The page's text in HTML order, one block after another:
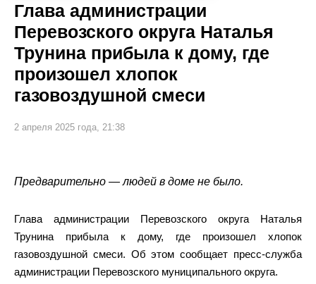
Глава администрации
Перевозского округа Наталья
Трунина прибыла к дому, где
произошел хлопок
газовоздушной смеси
2 апреля 2025 года, 21:38
Предварительно — людей в доме не было.
Глава администрации Перевозского округа Наталья
Трунина прибыла к дому, где произошел хлопок
газовоздушной смеси. Об этом сообщает пресс-служба
администрации Перевозского муниципального округа.